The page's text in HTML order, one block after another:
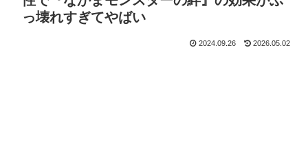
っ壊れすぎてやばい
2024.09.26 2026.05.02